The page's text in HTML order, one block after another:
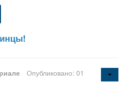
Опубликовано: 01